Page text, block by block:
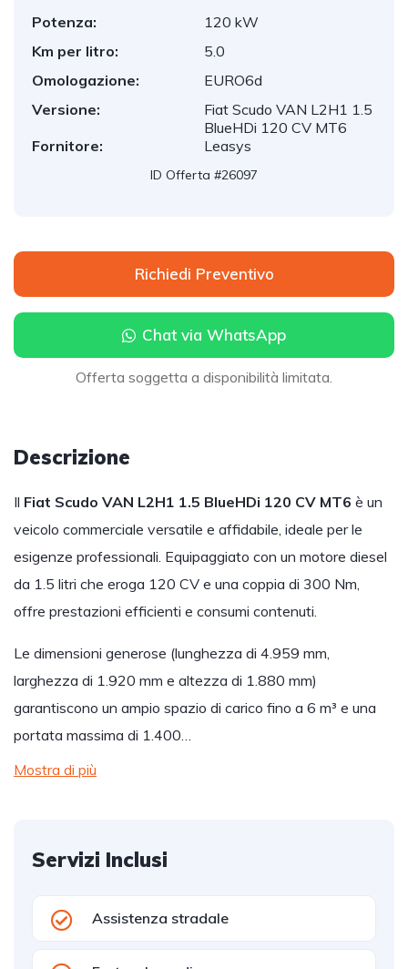
Potenza:
120 kW
Km per litro:
5.0
Omologazione:
EURO6d
Versione:
Fiat Scudo VAN L2H1 1.5
BlueHDi 120 CV MT6
Fornitore:
Leasys
ID Offerta #26097
Richiedi Preventivo
Chat via WhatsApp
Offerta soggetta a disponibilità limitata.
Descrizione
Il Fiat Scudo VAN L2H1 1.5 BlueHDi 120 CV MT6 è un
veicolo commerciale versatile e affidabile, ideale per le
esigenze professionali. Equipaggiato con un motore diesel
da 1.5 litri che eroga 120 CV e una coppia di 300 Nm,
offre prestazioni efficienti e consumi contenuti.
Le dimensioni generose (lunghezza di 4.959 mm,
larghezza di 1.920 mm e altezza di 1.880 mm)
garantiscono un ampio spazio di carico fino a 6 m³ e una
portata massima di 1.400…
Mostra di più
Servizi Inclusi
Assistenza stradale